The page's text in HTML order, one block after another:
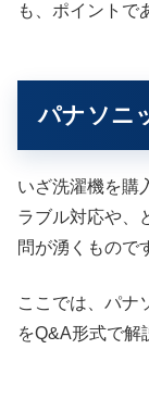
も、ポイントで
パナソニ
いざ洗濯機を購
ラブル対応や、
問が湧くもので
ここでは、パナ
をQ&A形式で解